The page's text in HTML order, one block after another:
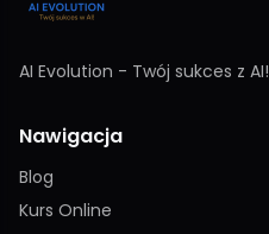
AI Evolution - Twój sukces z AI!
Nawigacja
Blog
Kurs Online